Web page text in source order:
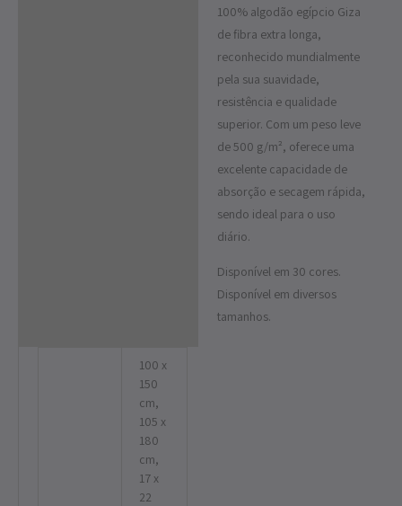
100% algodão egípcio Giza
de fibra extra longa,
reconhecido mundialmente
pela sua suavidade,
resistência e qualidade
superior. Com um peso leve
de 500 g/m², oferece uma
excelente capacidade de
absorção e secagem rápida,
sendo ideal para o uso
diário.
Disponível em 30 cores.
Disponível em diversos
tamanhos.
100 x
150
cm,
105 x
180
cm,
17 x
22